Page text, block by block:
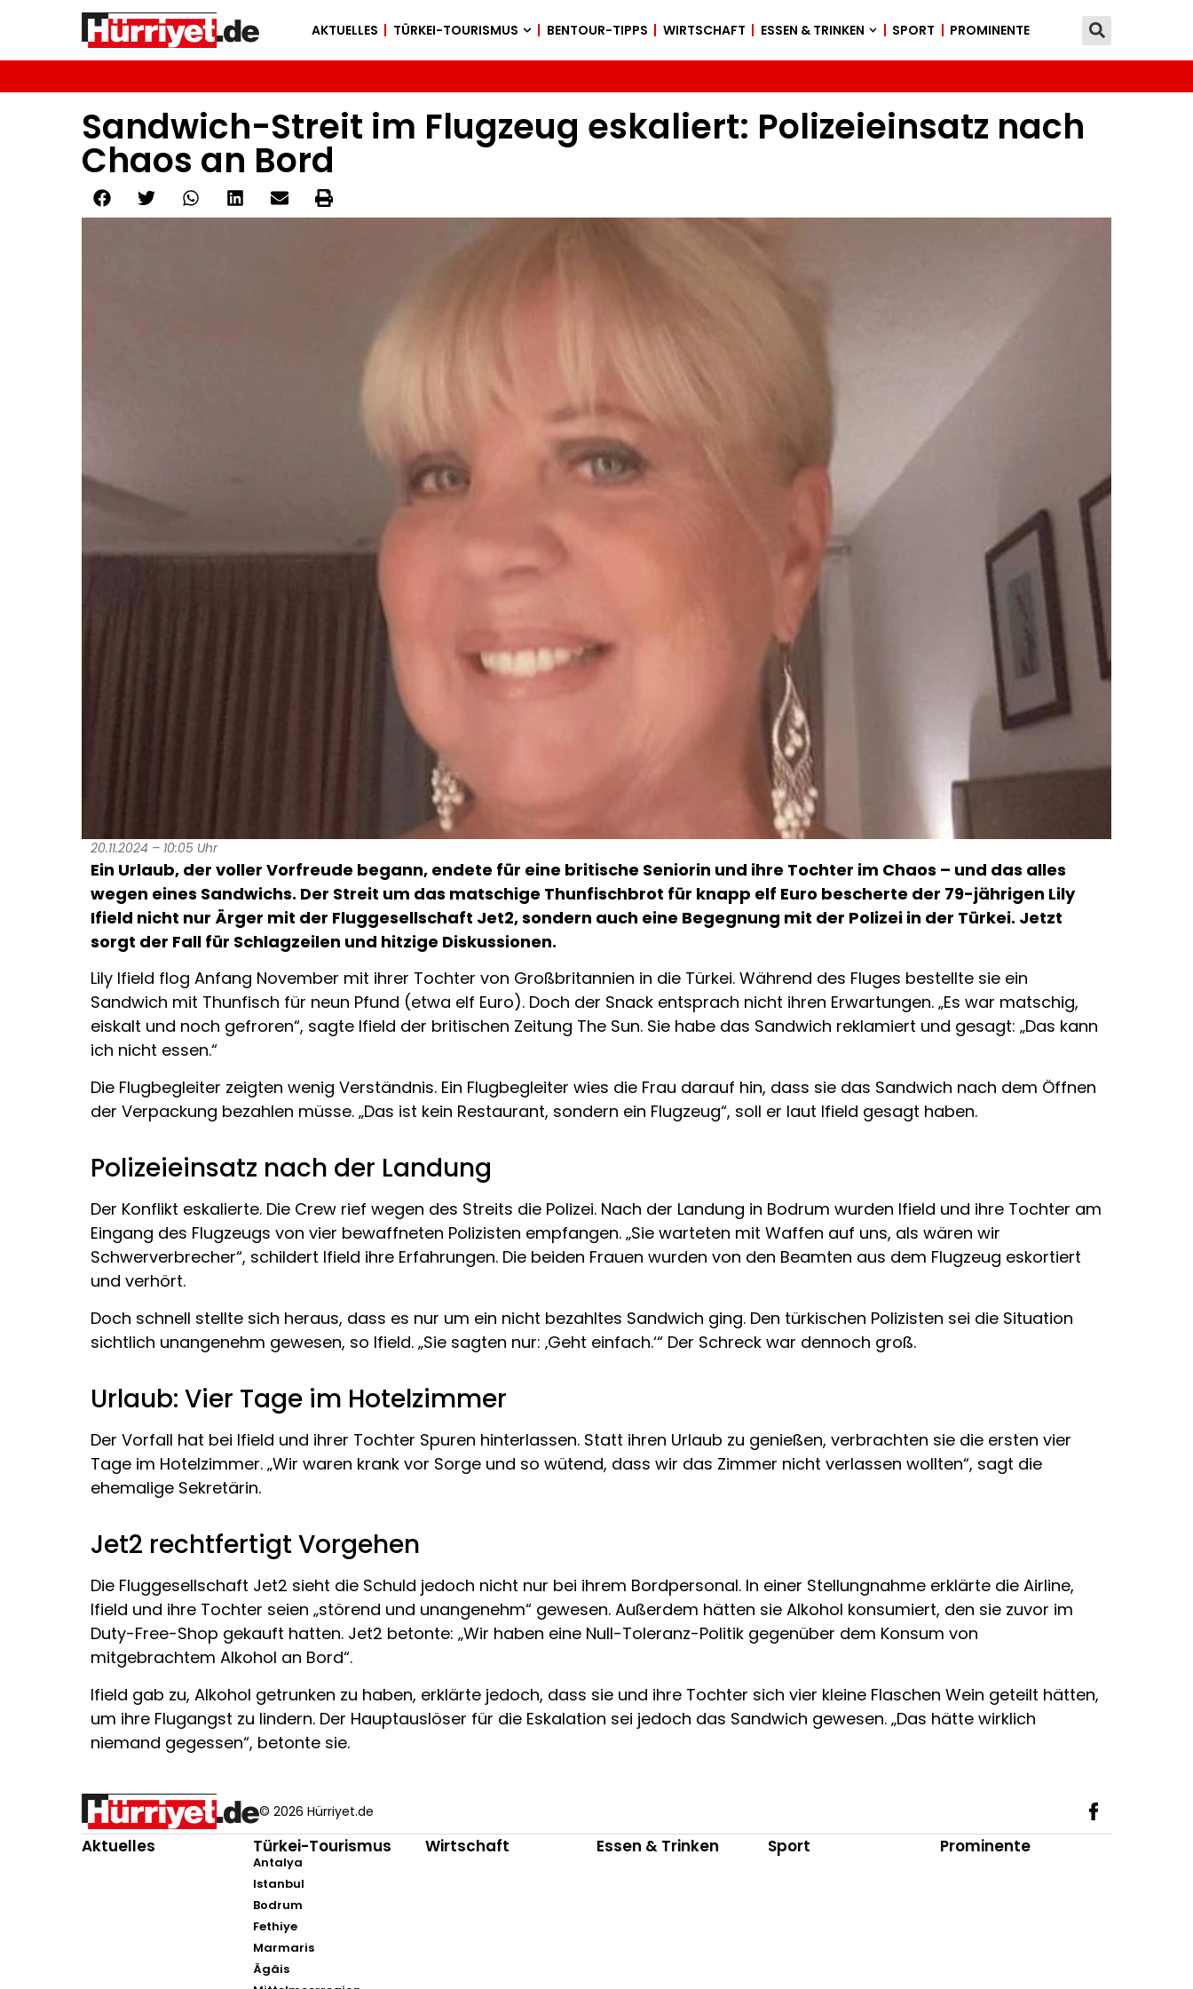
AKTUELLES TÜRKEI-TOURISMUS BENTOUR-TIPPS WIRTSCHAFT ESSEN & TRINKEN SPORT PROMINENTE
Sandwich-Streit im Flugzeug eskaliert: Polizeieinsatz nach
Chaos an Bord
20.11.2024 – 10:05 Uhr
Ein Urlaub, der voller Vorfreude begann, endete für eine britische Seniorin und ihre Tochter im Chaos – und das alles
wegen eines Sandwichs. Der Streit um das matschige Thunfischbrot für knapp elf Euro bescherte der 79-jährigen Lily
Ifield nicht nur Ärger mit der Fluggesellschaft Jet2, sondern auch eine Begegnung mit der Polizei in der Türkei. Jetzt
sorgt der Fall für Schlagzeilen und hitzige Diskussionen.
Lily Ifield flog Anfang November mit ihrer Tochter von Großbritannien in die Türkei. Während des Fluges bestellte sie ein
Sandwich mit Thunfisch für neun Pfund (etwa elf Euro). Doch der Snack entsprach nicht ihren Erwartungen. „Es war matschig,
eiskalt und noch gefroren“, sagte Ifield der britischen Zeitung The Sun. Sie habe das Sandwich reklamiert und gesagt: „Das kann
ich nicht essen.“
Die Flugbegleiter zeigten wenig Verständnis. Ein Flugbegleiter wies die Frau darauf hin, dass sie das Sandwich nach dem Öffnen
der Verpackung bezahlen müsse. „Das ist kein Restaurant, sondern ein Flugzeug“, soll er laut Ifield gesagt haben.
Polizeieinsatz nach der Landung
Der Konflikt eskalierte. Die Crew rief wegen des Streits die Polizei. Nach der Landung in Bodrum wurden Ifield und ihre Tochter am
Eingang des Flugzeugs von vier bewaffneten Polizisten empfangen. „Sie warteten mit Waffen auf uns, als wären wir
Schwerverbrecher“, schildert Ifield ihre Erfahrungen. Die beiden Frauen wurden von den Beamten aus dem Flugzeug eskortiert
und verhört.
Doch schnell stellte sich heraus, dass es nur um ein nicht bezahltes Sandwich ging. Den türkischen Polizisten sei die Situation
sichtlich unangenehm gewesen, so Ifield. „Sie sagten nur: ‚Geht einfach.‘“ Der Schreck war dennoch groß.
Urlaub: Vier Tage im Hotelzimmer
Der Vorfall hat bei Ifield und ihrer Tochter Spuren hinterlassen. Statt ihren Urlaub zu genießen, verbrachten sie die ersten vier
Tage im Hotelzimmer. „Wir waren krank vor Sorge und so wütend, dass wir das Zimmer nicht verlassen wollten“, sagt die
ehemalige Sekretärin.
Jet2 rechtfertigt Vorgehen
Die Fluggesellschaft Jet2 sieht die Schuld jedoch nicht nur bei ihrem Bordpersonal. In einer Stellungnahme erklärte die Airline,
Ifield und ihre Tochter seien „störend und unangenehm“ gewesen. Außerdem hätten sie Alkohol konsumiert, den sie zuvor im
Duty-Free-Shop gekauft hatten. Jet2 betonte: „Wir haben eine Null-Toleranz-Politik gegenüber dem Konsum von
mitgebrachtem Alkohol an Bord“.
Ifield gab zu, Alkohol getrunken zu haben, erklärte jedoch, dass sie und ihre Tochter sich vier kleine Flaschen Wein geteilt hätten,
um ihre Flugangst zu lindern. Der Hauptauslöser für die Eskalation sei jedoch das Sandwich gewesen. „Das hätte wirklich
niemand gegessen“, betonte sie.
© 2026 Hürriyet.de
Aktuelles Türkei-Tourismus
Antalya
Istanbul
Bodrum
Fethiye
Marmaris
Ägäis
Wirtschaft Essen & Trinken Sport Prominente